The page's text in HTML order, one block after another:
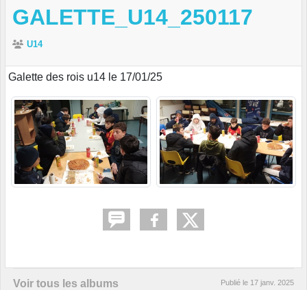
GALETTE_U14_250117
U14
Galette des rois u14 le 17/01/25
Voir tous les albums
Publié le 17 janv. 2025